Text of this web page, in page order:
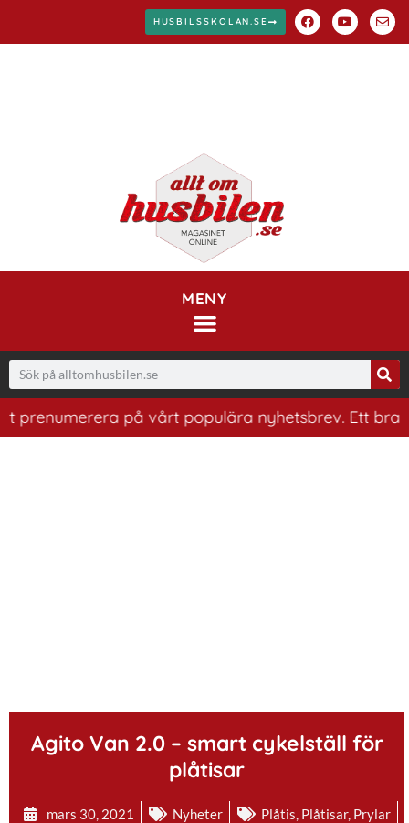
HUSBILSSKOLAN.SE
MENY
på vårt populära nyhetsbrev. Ett bra
Agito Van 2.0 – smart cykelställ för
plåtisar
mars 30, 2021 Nyheter Plåtis, Plåtisar, Prylar